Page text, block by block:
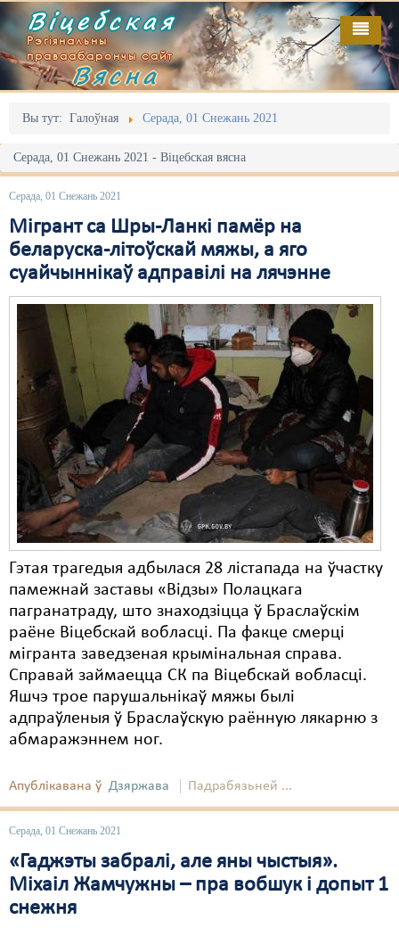
Віцебская
Рэгіянальны
праваабарончы сайт
Вясна
Вы тут: Галоўная Серада, 01 Снежань 2021
Серада, 01 Снежань 2021 - Віцебская вясна
Серада, 01 Снежань 2021
Мігрант са Шры-Ланкі памёр на
беларуска-літоўскай мяжы, а яго
суайчыннікаў адправілі на лячэнне
Гэтая трагедыя адбылася 28 лістапада на ўчастку
памежнай заставы «Відзы» Полацкага
пагранатраду, што знаходзіцца ў Браслаўскім
раёне Віцебскай вобласці. Па факце смерці
мігранта заведзеная крымінальная справа.
Справай займаецца СК па Віцебскай вобласці.
Яшчэ трое парушальнікаў мяжы былі
адпраўленыя ў Браслаўскую раённую лякарню з
абмаражэннем ног.
Апублікавана ў Дзяржава Падрабязьней ...
Серада, 01 Снежань 2021
«Гаджэты забралі, але яны чыстыя».
Міхаіл Жамчужны – пра вобшук і допыт 1
снежня
Галоўная
Адміністрацыйны перасьлед
Акцыі
Выбары
Грамадзянскія ініцыятывы
Дзяржава
Дыскрымінацыя
Затрыманьні
Карная псыхіятрыя
КПЧ ААН
Культурныя правы
ЛПП
Мігранты
Мірныя сходы
Палітвязьні
Праваабаронцы
Правы дзіцяці
Пэнітэнцыярная сыстэма
Рознае
Свабода слова
Свабода сумленьня
Суд
Выданьні
Відэа
Пра нас
RSS